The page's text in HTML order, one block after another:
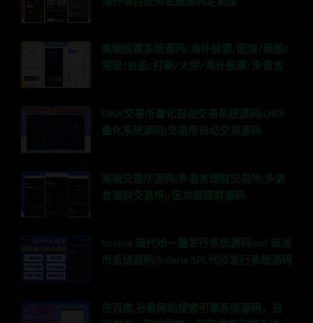
高端股票系统源码/海外股票/配资/美股/
港股/台股/打新/大宗/海外股票/多语言
OKX交易所量化自动交易系统源码|OKX
量化系统源码|交易所自动交易源码
高端交易所源码|多语言理财交易所|多语
言理财交易所|/区块链理财源码
Solana 链代币一键发行系统源码|sol 链发
币系统源码|Solana SPL代币发行系统源码
仿百度,谷歌网站搜索引擎系统源码，自